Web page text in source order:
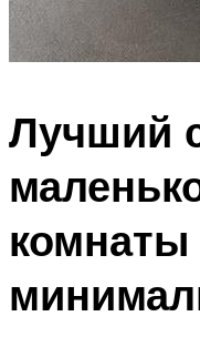
Лучший
комнаты